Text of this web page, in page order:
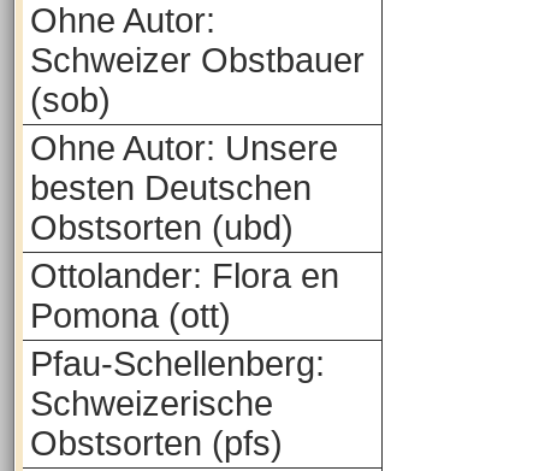
Ohne Autor:
Schweizer Obstbauer
(sob)
Ohne Autor: Unsere
besten Deutschen
Obstsorten (ubd)
Ottolander: Flora en
Pomona (ott)
Pfau-Schellenberg:
Schweizerische
Obstsorten (pfs)